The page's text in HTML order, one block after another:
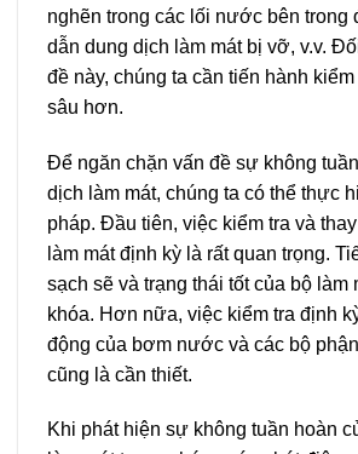
nghẽn trong các lối nước bên trong
dẫn dung dịch làm mát bị vỡ, v.v.
đề này, chúng ta cần tiến hành
sâu hơn.
Để ngăn chặn vấn đề sự không
dịch làm mát, chúng ta có thể thực
pháp. Đầu tiên, việc kiểm tra và
làm mát định kỳ là rất quan trọng.
sạch sẽ và trạng thái tốt của bộ làm
khóa. Hơn nữa, việc kiểm tra định
động của bơm nước và các bộ
cũng là cần thiết.
Khi phát hiện sự không tuần hoàn